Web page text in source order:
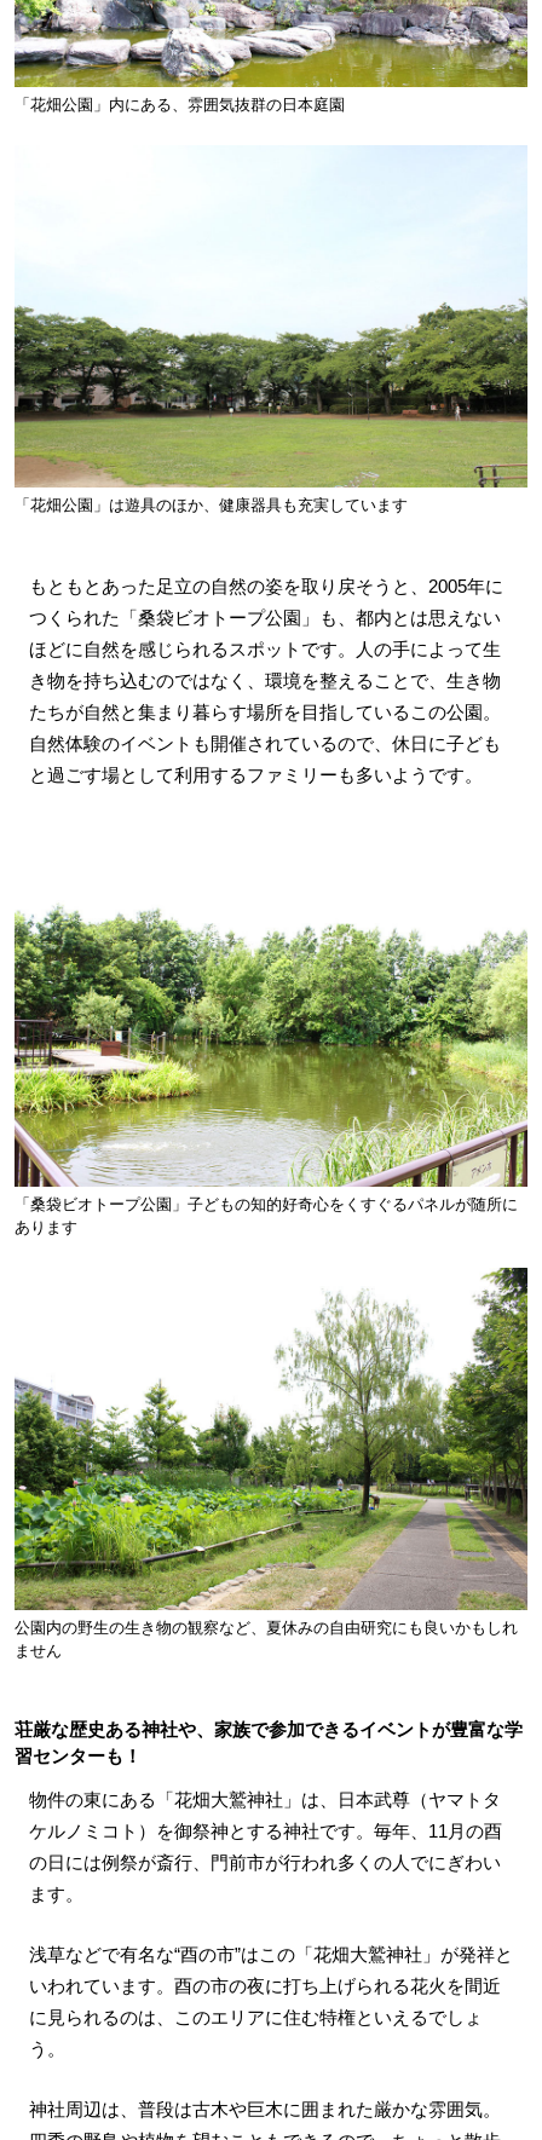
「花畑公園」内にある、雰囲気抜群の日本庭園
「花畑公園」は遊具のほか、健康器具も充実しています
もともとあった足立の自然の姿を取り戻そうと、2005年に
つくられた「桑袋ビオトープ公園」も、都内とは思えない
ほどに自然を感じられるスポットです。人の手によって生
き物を持ち込むのではなく、環境を整えることで、生き物
たちが自然と集まり暮らす場所を目指しているこの公園。
自然体験のイベントも開催されているので、休日に子ども
と過ごす場として利用するファミリーも多いようです。
「桑袋ビオトープ公園」子どもの知的好奇心をくすぐるパネルが随所に
あります
公園内の野生の生き物の観察など、夏休みの自由研究にも良いかもしれ
ません
荘厳な歴史ある神社や、家族で参加できるイベントが豊富な学
習センターも！
物件の東にある「花畑大鷲神社」は、日本武尊（ヤマトタ
ケルノミコト）を御祭神とする神社です。毎年、11月の酉
の日には例祭が斎行、門前市が行われ多くの人でにぎわい
ます。
浅草などで有名な“酉の市”はこの「花畑大鷲神社」が発祥と
いわれています。酉の市の夜に打ち上げられる花火を間近
に見られるのは、このエリアに住む特権といえるでしょ
う。
神社周辺は、普段は古木や巨木に囲まれた厳かな雰囲気。